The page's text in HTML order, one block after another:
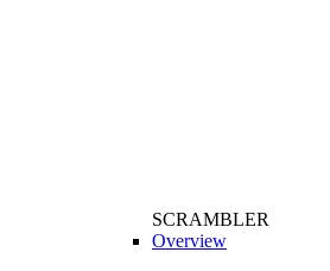
SCRAMBLER
Overview